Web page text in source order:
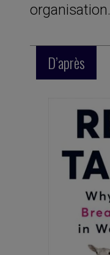
organisation.
D’après